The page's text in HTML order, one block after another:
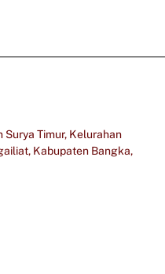
Surya Timur, Kelurahan
Kabupaten Bangka,